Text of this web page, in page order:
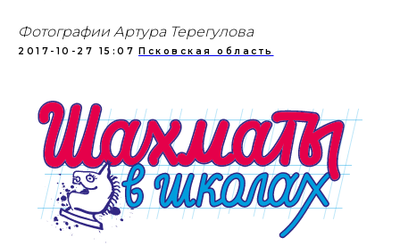
Фотографии Артура Терегулова
2017-10-27 15:07 Псковская область
Политика обработки персональных данных